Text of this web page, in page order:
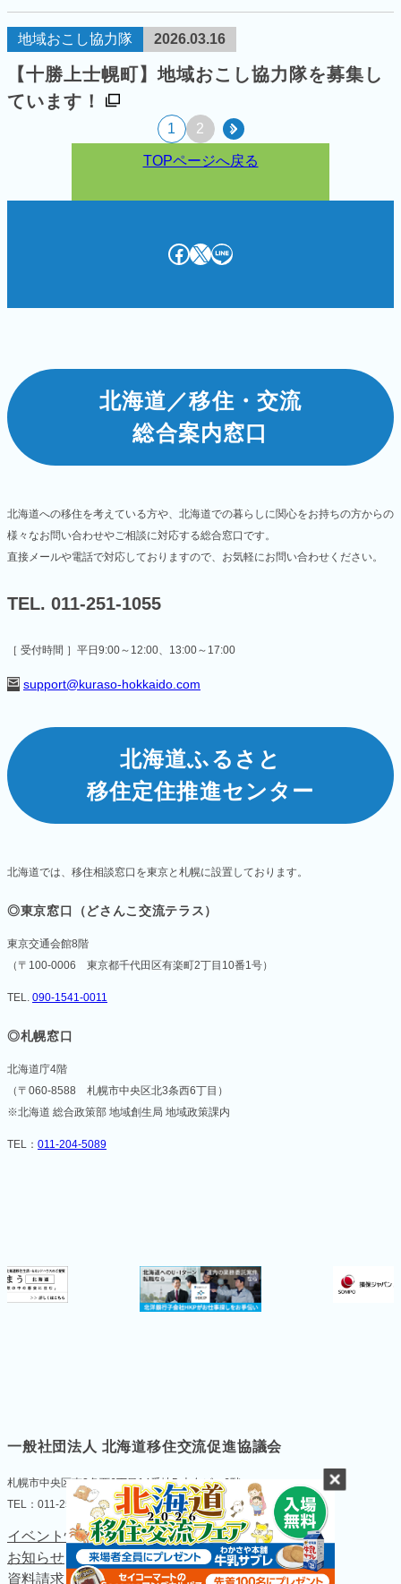
地域おこし協力隊 2026.03.16
【十勝上士幌町】地域おこし協力隊を募集し
ています！
1 2 »
TOPページへ戻る
Facebook
X LINE
北海道／移住・交流
総合案内窓口
北海道への移住を考えている方や、北海道での暮らしに関心をお持ちの方からの
様々なお問い合わせやご相談に対応する総合窓口です。
直接メールや電話で対応しておりますので、お気軽にお問い合わせください。
TEL. 011-251-1055
［ 受付時間 ］平日9:00～12:00、13:00～17:00
support@kuraso-hokkaido.com
北海道ふるさと
移住定住推進センター
北海道では、移住相談窓口を東京と札幌に設置しております。
◎東京窓口（どさんこ交流テラス）
東京交通会館8階
（〒100-0006 東京都千代田区有楽町2丁目10番1号）
TEL. 090-1541-0011
◎札幌窓口
北海道庁4階
（〒060-8588 札幌市中央区北3条西6丁目）
※北海道 総合政策部 地域創生局 地域政策課内
TEL： 011-204-5089
一般社団法人 北海道移住交流促進協議会
札幌市中央区南2条西6丁目14番地5 大友ビル6階
TEL：011-251-1055 FAX：011-522-7664
イベント情報
お知らせ
資料請求
個人情報の取扱い
について